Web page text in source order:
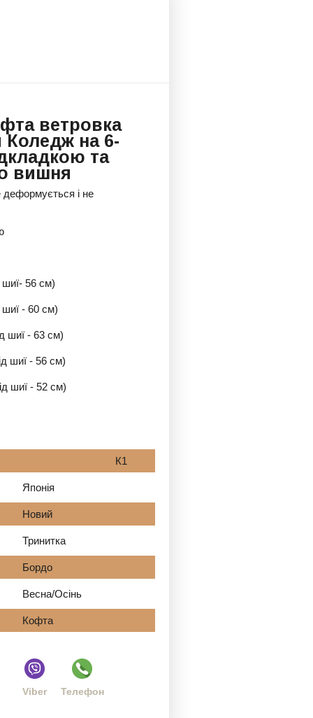
ветровка
Коледж на 6-
та
вишня
деформується і не
шиї- 56 см)
шиї - 60 см)
шиї - 63 см)
шиї - 56 см)
шиї - 52 см)
К1
Японія
Новий
Тринитка
Бордо
Весна/Осінь
Кофта
Viber Телефон